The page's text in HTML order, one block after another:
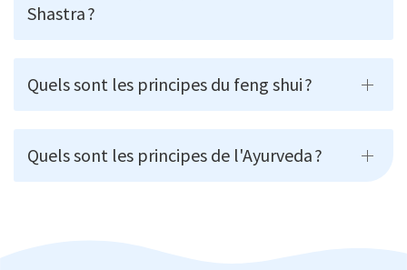
Shastra ?
Quels sont les principes du feng shui ?
Quels sont les principes de l'Ayurveda ?